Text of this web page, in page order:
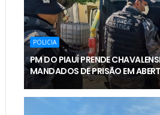
POLICIA
PM DO PIAUÍ PRENDE
MANDADOS DE PRISÃO EM